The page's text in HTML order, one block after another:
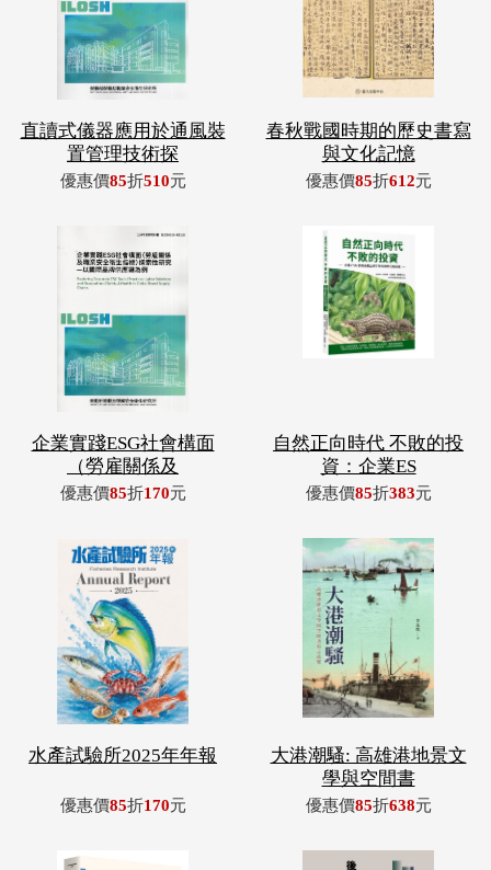
直讀式儀器應用於通風裝
置管理技術探
優惠價85折510元
春秋戰國時期的歷史書寫
與文化記憶
優惠價85折612元
企業實踐ESG社會構面
（勞雇關係及
優惠價85折170元
自然正向時代 不敗的投
資：企業ES
優惠價85折383元
水產試驗所2025年年報
優惠價85折170元
大港潮騷: 高雄港地景文
學與空間書
優惠價85折638元